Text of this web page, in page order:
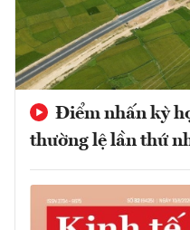
Điểm nhấn kỳ
thường lệ lần thứ